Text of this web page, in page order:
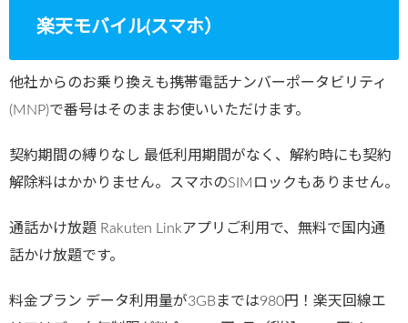
楽天モバイル(スマホ）
他社からのお乗り換えも携帯電話ナンバーポータビリティ
(MNP)で番号はそのままお使いいただけます。
契約期間の縛りなし 最低利用期間がなく、解約時にも契約
解除料はかかりません。スマホのSIMロックもありません。
通話かけ放題 Rakuten Linkアプリご利用で、無料で国内通
話かけ放題です。
料金プラン データ利用量が3GBまでは980円！楽天回線エ